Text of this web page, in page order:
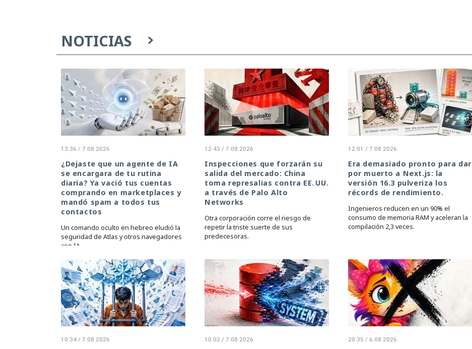
NOTICIAS
13:36 / 7.08.2026
¿Dejaste que un agente de IA
se encargara de tu rutina
diaria? Ya vació tus cuentas
comprando en marketplaces y
mandó spam a todos tus
contactos
Un comando oculto en hebreo eludió la
seguridad de Atlas y otros navegadores
con IA.
12:43 / 7.08.2026
Inspecciones que forzarán su
salida del mercado: China
toma represalias contra EE. UU.
a través de Palo Alto
Networks
Otra corporación corre el riesgo de
repetir la triste suerte de sus
predecesoras.
12:01 / 7.08.2026
Era demasiado pronto para dar
por muerto a Next.js: la
versión 16.3 pulveriza los
récords de rendimiento.
Ingenieros reducen en un 90% el
consumo de memoria RAM y aceleran la
compilación 2,3 veces.
10:34 / 7.08.2026 10:02 / 7.08.2026 20:35 / 6.08.2026